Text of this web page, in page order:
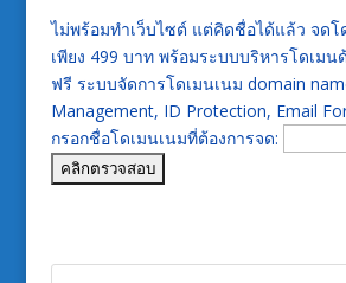
ไม่พร้อมทำเว็บไซต์ แต่คิดชื่อได้แล้ว จดโ
เพียง 499 บาท พร้อมระบบบริหารโดเมน
ฟรี ระบบจัดการโดเมนเนม domain
Management, ID Protection, Email
กรอกชื่อโดเมนเนมที่ต้องการจด: